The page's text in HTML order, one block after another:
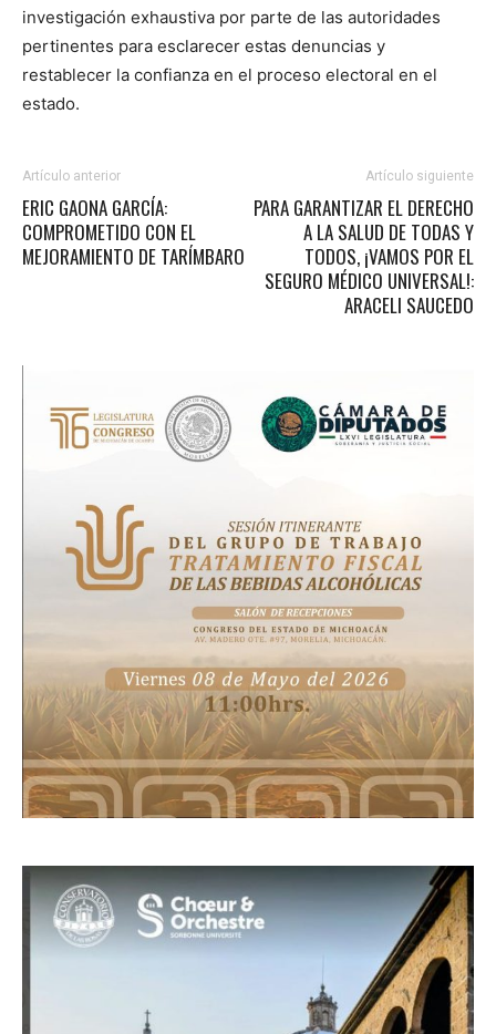
investigación exhaustiva por parte de las autoridades
pertinentes para esclarecer estas denuncias y
restablecer la confianza en el proceso electoral en el
estado.
Artículo anterior
ERIC GAONA GARCÍA:
COMPROMETIDO CON EL
MEJORAMIENTO DE TARÍMBARO
Artículo siguiente
PARA GARANTIZAR EL DERECHO
A LA SALUD DE TODAS Y
TODOS, ¡VAMOS POR EL
SEGURO MÉDICO UNIVERSAL!:
ARACELI SAUCEDO